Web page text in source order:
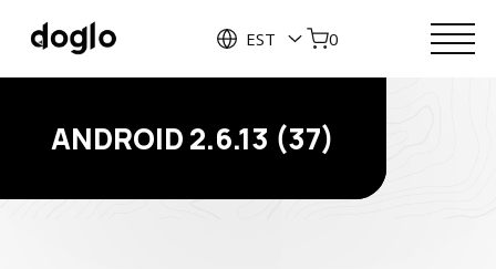
EST 0
ANDROID 2.6.13 (37)